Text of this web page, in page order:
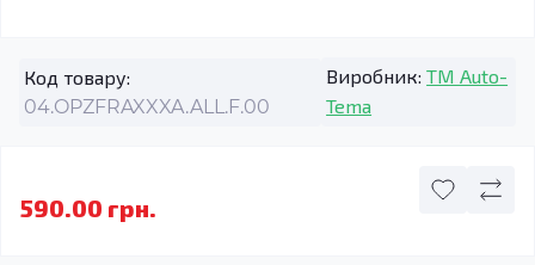
Код товару:
04.OPZFRAXXXA.ALL.F.00
Виробник: TM Auto-
Tema
590.00 грн.